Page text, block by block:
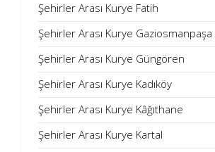
Şehirler Arası Kurye Fatih
Şehirler Arası Kurye Gaziosmanpaşa
Şehirler Arası Kurye Güngören
Şehirler Arası Kurye Kadıköy
Şehirler Arası Kurye Kâğıthane
Şehirler Arası Kurye Kartal